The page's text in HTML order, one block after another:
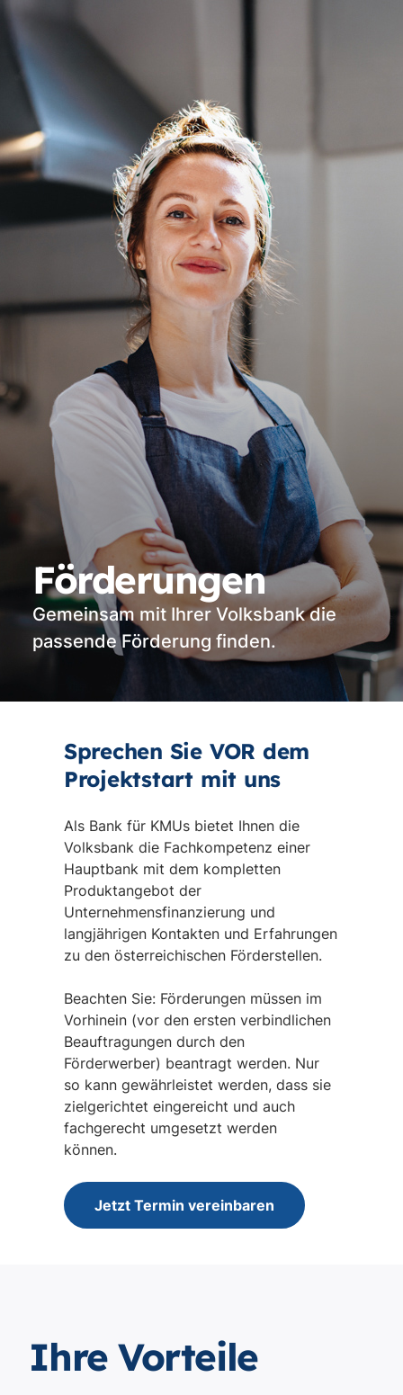
Förderungen
Gemeinsam mit Ihrer Volksbank die
passende Förderung finden.
Sprechen Sie VOR dem
Projektstart mit uns
Als Bank für KMUs bietet Ihnen die
Volksbank die Fachkompetenz einer
Hauptbank mit dem kompletten
Produktangebot der
Unternehmensfinanzierung und
langjährigen Kontakten und Erfahrungen
zu den österreichischen Förderstellen.
Beachten Sie: Förderungen müssen im
Vorhinein (vor den ersten verbindlichen
Beauftragungen durch den
Förderwerber) beantragt werden. Nur
so kann gewährleistet werden, dass sie
zielgerichtet eingereicht und auch
fachgerecht umgesetzt werden
können.
Jetzt Termin vereinbaren
Ihre Vorteile